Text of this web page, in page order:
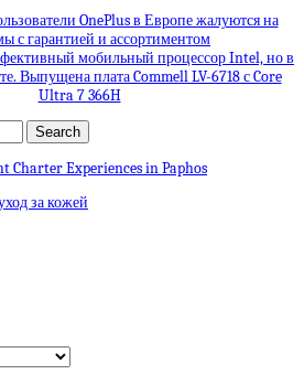
OnePlus в Европе жалуются на
с гарантией и ассортиментом
мобильный процессор Intel, но в
Выпущена плата Commell LV-6718 с Core
Ultra 7 366H
Charter Experiences in Paphos
за кожей